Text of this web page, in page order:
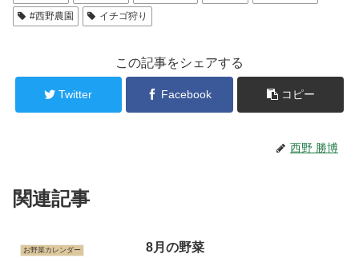
#西野農園
イチゴ狩り
この記事をシェアする
Twitter Facebook コピー
西野 勝博
関連記事
お野菜カレンダー 8月の野菜